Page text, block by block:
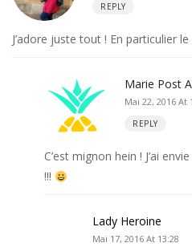
REPLY
J’adore juste tout ! En particulier le
Marie Post
Mai 22, 2016 At
REPLY
C’est mignon hein ! J’ai
!!!
Lady Heroine
Mai 17, 2016 At 13:28